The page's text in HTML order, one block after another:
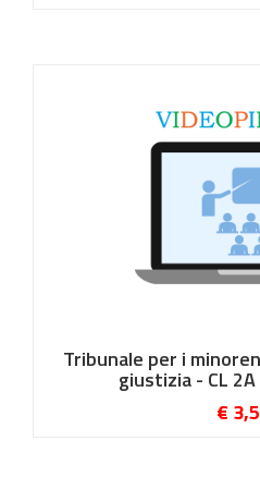
Tribunale per i
giustizia - CL 2A
€